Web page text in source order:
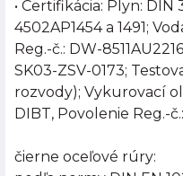
• Certifikácia: Plyn: DIN
4502AP1454 a 1491;
Reg.-č.: DW-
SK03-ZSV-0173;
rozvody); Vykurovací
DIBT, Povolenie Reg.-
čierne oceľové rúry: